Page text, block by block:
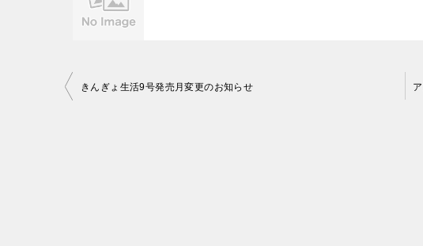
投
きんぎょ生活9号発売月変更のお知らせ